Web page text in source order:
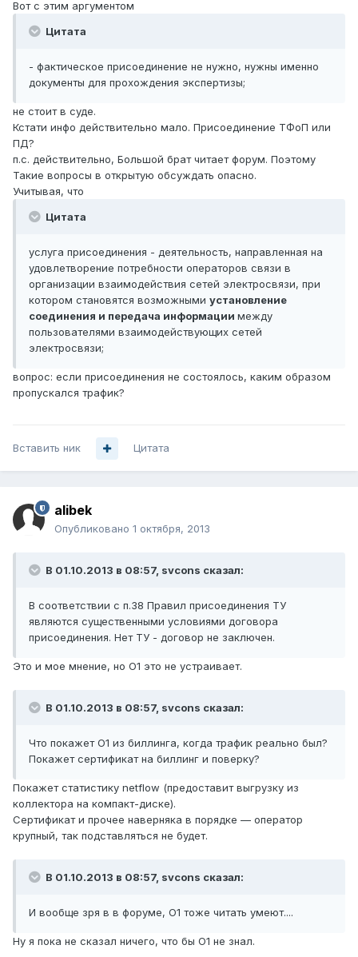
Вот с этим аргументом
Цитата
- фактическое присоединение не нужно, нужны именно
документы для прохождения экспертизы;
не стоит в суде.
Кстати инфо действительно мало. Присоединение ТФоП или
ПД?
п.с. действительно, Большой брат читает форум. Поэтому
Такие вопросы в открытую обсуждать опасно.
Учитывая, что
Цитата
услуга присоединения - деятельность, направленная на
удовлетворение потребности операторов связи в
организации взаимодействия сетей электросвязи, при
котором становятся возможными установление
соединения и передача информации между
пользователями взаимодействующих сетей
электросвязи;
вопрос: если присоединения не состоялось, каким образом
пропускался трафик?
Вставить ник Цитата
alibek
Опубликовано 1 октября, 2013
В 01.10.2013 в 08:57, svcons сказал:
В соответствии с п.38 Правил присоединения ТУ
являются существенными условиями договора
присоединения. Нет ТУ - договор не заключен.
Это и мое мнение, но О1 это не устраивает.
В 01.10.2013 в 08:57, svcons сказал:
Что покажет О1 из биллинга, когда трафик реально был?
Покажет сертификат на биллинг и поверку?
Покажет статистику netflow (предоставит выгрузку из
коллектора на компакт-диске).
Сертификат и прочее наверняка в порядке — оператор
крупный, так подставляться не будет.
В 01.10.2013 в 08:57, svcons сказал:
И вообще зря в в форуме, О1 тоже читать умеют....
Ну я пока не сказал ничего, что бы О1 не знал.